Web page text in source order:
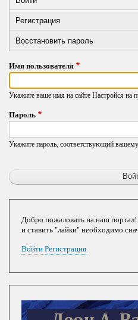
Primary
tabs
вкладка)
Регистрация
Восстановить пароль
Имя пользователя
Укажите ваше имя на сайте Настройся на
Пароль
Укажите пароль, соответствующий
Добро пожаловать на наш
и ставить "лайки" необходимо
ВойтиРегистрация